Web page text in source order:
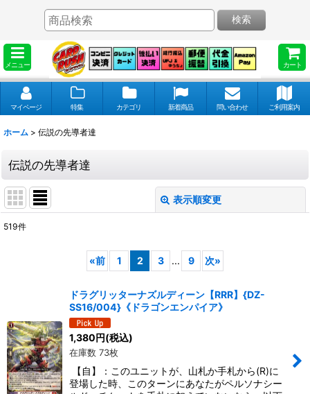
メニュー カート
検索
マイページ 特集 カテゴリ 新着商品 問い合わせ ご利用案内
ホーム > 伝説の先導者達
伝説の先導者達
表示順変更
絞り込む
519件
«前 1 2 3 ... 9 次»
ドラグリッターナズルディーン【RRR】{DZ-
SS16/004}《ドラゴンエンパイア》
1,380円(税込)
在庫数 73枚
【自】：このユニットが、山札か手札から(R)に
登場した時、このターンにあなたがペルソナシー